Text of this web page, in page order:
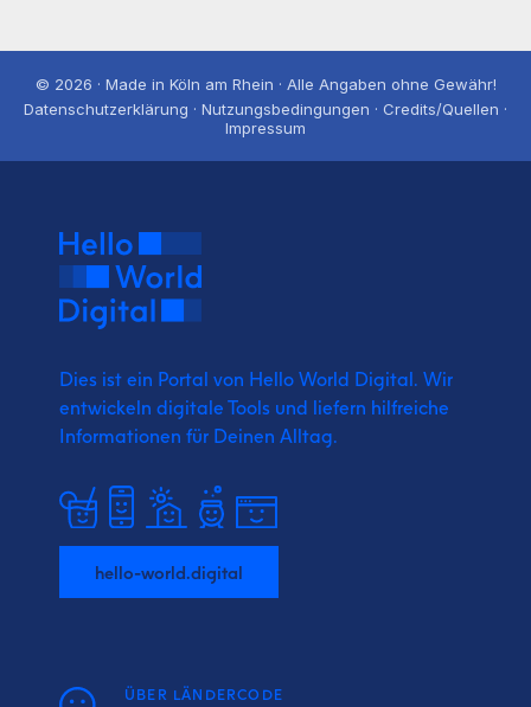
© 2026 · Made in Köln am Rhein · Alle Angaben ohne Gewähr!
Datenschutzerklärung · Nutzungsbedingungen · Credits/Quellen ·
Impressum
Dies ist ein Portal von Hello World Digital. Wir
entwickeln digitale Tools und liefern hilfreiche
Informationen für Deinen Alltag.
hello-world.digital
ÜBER LÄNDERCODE